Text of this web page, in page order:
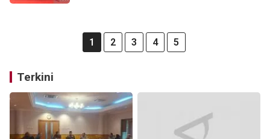
1 2 3 4 5
Terkini